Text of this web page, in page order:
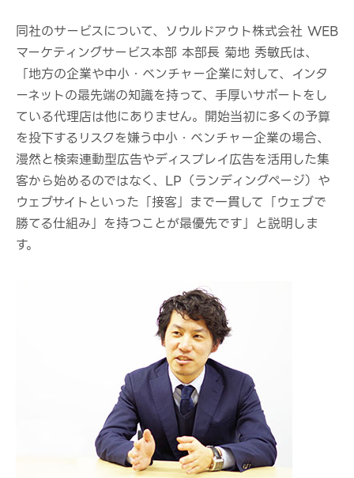
同社のサービスについて、ソウルドアウト株式会社 WEB
マーケティングサービス本部 本部長 菊地 秀敏氏は、
「地方の企業や中小・ベンチャー企業に対して、インタ
ーネットの最先端の知識を持って、手厚いサポートをし
ている代理店は他にありません。開始当初に多くの予算
を投下するリスクを嫌う中小・ベンチャー企業の場合、
漫然と検索連動型広告やディスプレイ広告を活用した集
客から始めるのではなく、LP（ランディングページ）や
ウェブサイトといった「接客」まで一貫して「ウェブで
勝てる仕組み」を持つことが最優先です」と説明しま
す。